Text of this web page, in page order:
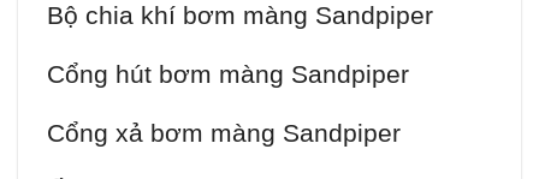
Bộ chia khí bơm màng Sandpiper
Cổng hút bơm màng Sandpiper
Cổng xả bơm màng Sandpiper